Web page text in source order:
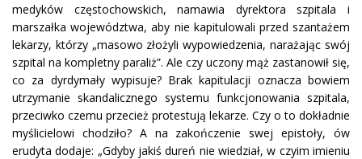
medyków częstochowskich, namawia dyrektora szpitala i
marszałka województwa, aby nie kapitulowali przed szantażem
lekarzy, którzy „masowo złożyli wypowiedzenia, narażając swój
szpital na kompletny paraliż”. Ale czy uczony mąż zastanowił się,
co za dyrdymały wypisuje? Brak kapitulacji oznacza bowiem
utrzymanie skandalicznego systemu funkcjonowania szpitala,
przeciwko czemu przecież protestują lekarze. Czy o to dokładnie
myślicielowi chodziło? A na zakończenie swej epistoły, ów
erudyta dodaje: „Gdyby jakiś dureń nie wiedział, w czyim imieniu